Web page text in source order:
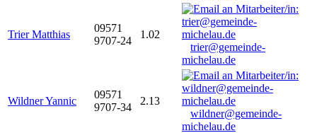
Trier Matthias
09571
9707-24
1.02
trier@gemeinde-
michelau.de
Wildner Yannic
09571
9707-34
2.13
wildner@gemeinde-
michelau.de